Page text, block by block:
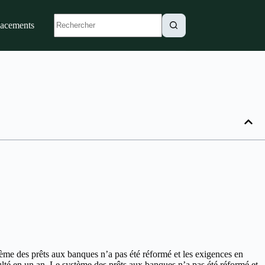
des prêts aux banques n’a pas été réformé et les exigences en